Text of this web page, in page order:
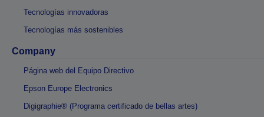
Tecnologías innovadoras
Tecnologías más sostenibles
Company
Página web del Equipo Directivo
Epson Europe Electronics
Digigraphie® (Programa certificado de bellas artes)